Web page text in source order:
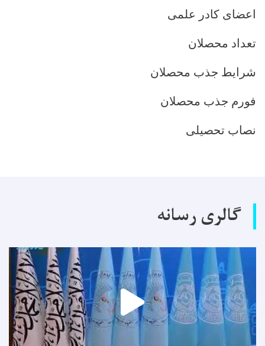
اعضای کادر علمی
تعداد محصلان
شرایط جذب محصلان
فورم جذب محصلان
نصاب تحصیلی
گالری رسانه